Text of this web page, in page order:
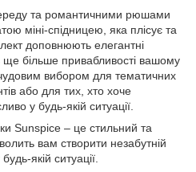
та романтичними рюшами
міні-спідницею, яка плісує та
доповнюють елегантні
ще більше привабливості вашому
вибором для тематичних
або для тих, хто хоче
у будь-якій ситуації.
Sunspice – це стильний та
вам створити незабутній
якій ситуації.